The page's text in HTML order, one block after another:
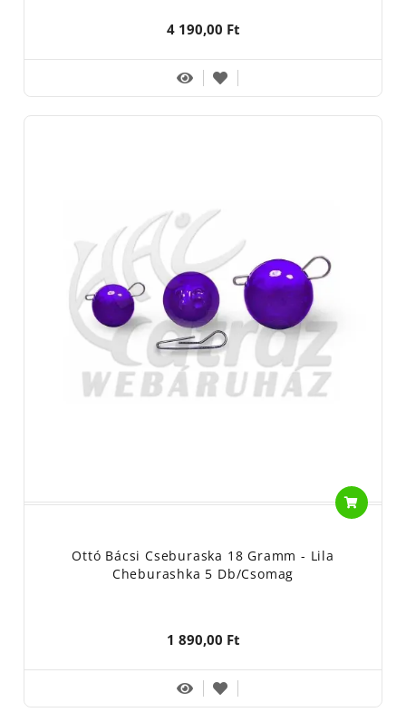
4 190,00 Ft
Ottó Bácsi Cseburaska 18 Gramm - Lila
Cheburashka 5 Db/csomag
1 890,00 Ft